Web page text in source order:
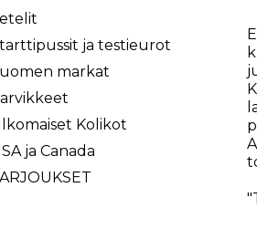
ja testieurot
markat
Kolikot
ja Canada